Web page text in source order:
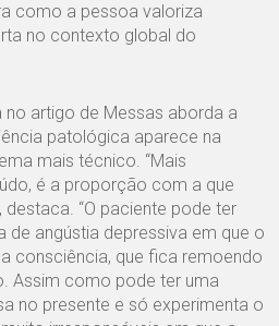
como a pessoa valoriza
no contexto global do
artigo de Messas aborda a
patológica aparece na
mais técnico. “Mais
é a proporção com a que
“O paciente pode ter
de angústia depressiva em que o
consciência, que fica remoendo
Assim como pode ter uma
no presente e só experimenta o